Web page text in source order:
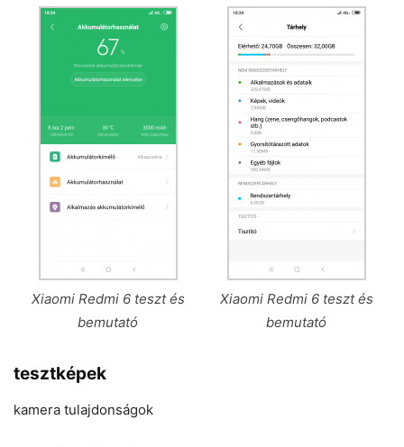
Xiaomi Redmi 6 teszt és
bemutató
Xiaomi Redmi 6 teszt és
bemutató
tesztképek
kamera tulajdonságok